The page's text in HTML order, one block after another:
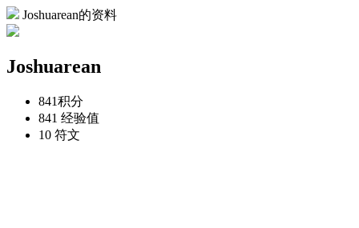
Joshuarean的资料
Joshuarean
841积分
841 经验值
10 符文